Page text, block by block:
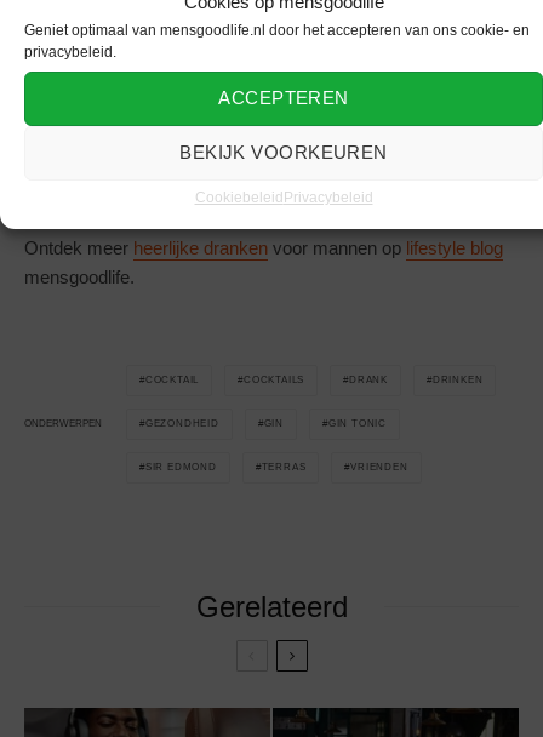
Geniet optimaal van mensgoodlife.nl door het accepteren van ons cookie- en
privacybeleid.
ACCEPTEREN
BEKIJK VOORKEUREN
CookiebeleidPrivacybeleid
Ontdek meer heerlijke dranken voor mannen op lifestyle blog
mensgoodlife.
ONDERWERPEN
COCKTAIL COCKTAILS DRANK DRINKEN
GEZONDHEID GIN GIN TONIC
SIR EDMOND TERRAS VRIENDEN
Gerelateerd